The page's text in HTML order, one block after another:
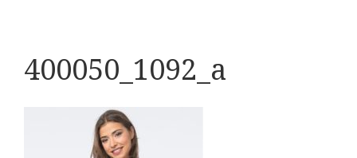
400050_1092_a